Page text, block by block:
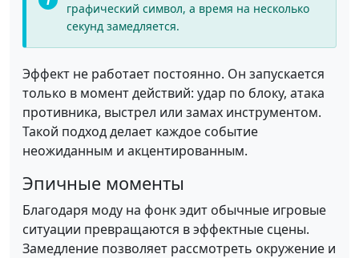
графический символ, а время на несколько
секунд замедляется.
Эффект не работает постоянно. Он запускается
только в момент действий: удар по блоку, атака
противника, выстрел или замах инструментом.
Такой подход делает каждое событие
неожиданным и акцентированным.
Эпичные моменты
Благодаря моду на фонк эдит обычные игровые
ситуации превращаются в эффектные сцены.
Замедление позволяет рассмотреть окружение и